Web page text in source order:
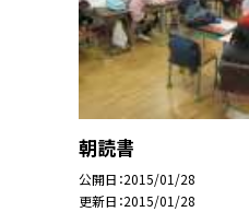
朝読書
公開日 2015/01/28
更新日 2015/01/28